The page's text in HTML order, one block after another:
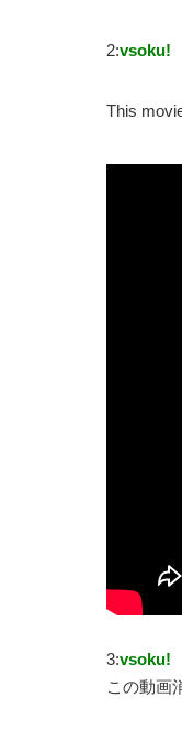
2:vsoku!
This
3:vsoku!
この動画